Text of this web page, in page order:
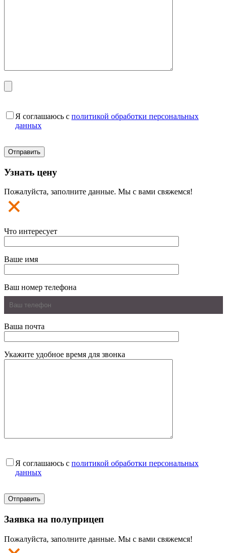
Я соглашаюсь с политикой обработки персональных
данных
Узнать цену
Пожалуйста, заполните данные. Мы с вами свяжемся!
Что интересует
Ваше имя
Ваш номер телефона
Ваша почта
Укажите удобное время для звонка
Я соглашаюсь с политикой обработки персональных
данных
Заявка на полуприцеп
Пожалуйста, заполните данные. Мы с вами свяжемся!